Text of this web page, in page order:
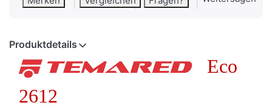
Produktdetails
Eco
2612